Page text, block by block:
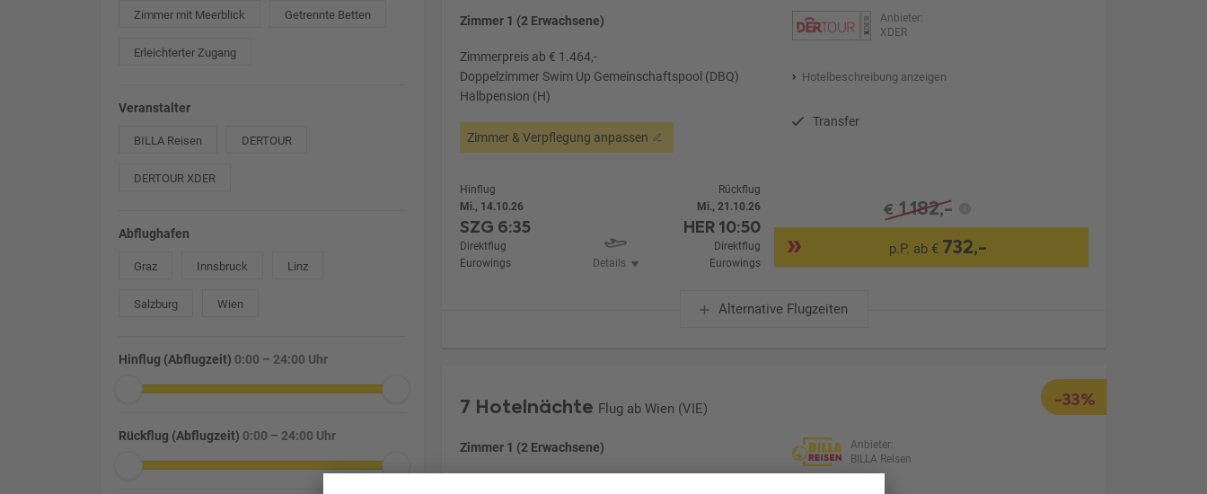
Zimmer mit Meerblick Getrennte Betten
Erleichterter Zugang
Veranstalter
BILLA Reisen DERTOUR
DERTOUR XDER
Abflughafen
Graz Innsbruck Linz
Salzburg Wien
Hinflug (Abflugzeit) 0:00 – 24:00 Uhr
Rückflug (Abflugzeit) 0:00 – 24:00 Uhr
Zimmer 1 (2 Erwachsene)
Zimmerpreis ab € 1.464,-
Doppelzimmer Swim Up Gemeinschaftspool (DBQ)
Halbpension (H)
Zimmer & Verpflegung anpassen
Anbieter:
XDER
Hotelbeschreibung anzeigen
Transfer
Hinflug
Mi., 14.10.26
SZG 6:35
Direktflug
Eurowings
Details
Rückflug
Mi., 21.10.26
HER10:50
Direktflug
Eurowings
€ 1.182,-
p.P. ab € 732,-
Alternative Flugzeiten
-33%
7 Hotelnächte Flug ab Wien (VIE)
Zimmer 1 (2 Erwachsene)
Anbieter:
BILLA Reisen